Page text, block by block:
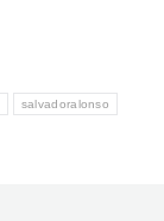
salvadoralonso